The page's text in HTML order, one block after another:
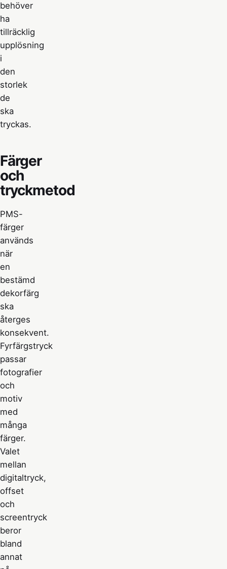
behöver
ha
tillräcklig
upplösning
i
den
storlek
de
ska
tryckas.
Färger
och
tryckmetod
PMS-
färger
används
när
en
bestämd
dekorfärg
ska
återges
konsekvent.
Fyrfärgstryck
passar
fotografier
och
motiv
med
många
färger.
Valet
mellan
digitaltryck,
offset
och
screentryck
beror
bland
annat